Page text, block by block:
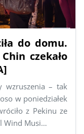
do domu.
czekało
wzruszenia – tak
w poniedziałek
z Pekinu ze
Wind Musi…